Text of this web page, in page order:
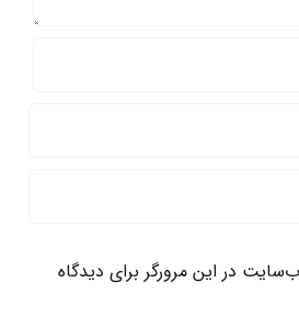
در این مرورگر برای دیدگاه